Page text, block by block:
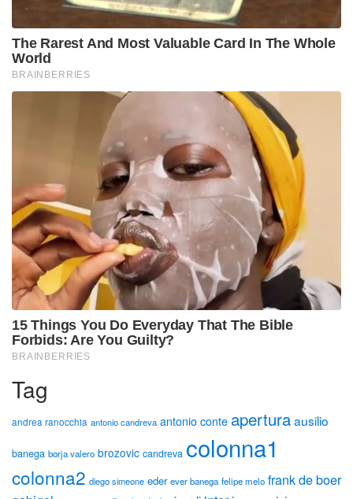
Tag
andrea ranocchia antonio candreva antonio conte aperturaausilio
banega borja valero brozovic candreva colonna1
colonna2 diego simeone eder ever banega felipe melo frank de boer